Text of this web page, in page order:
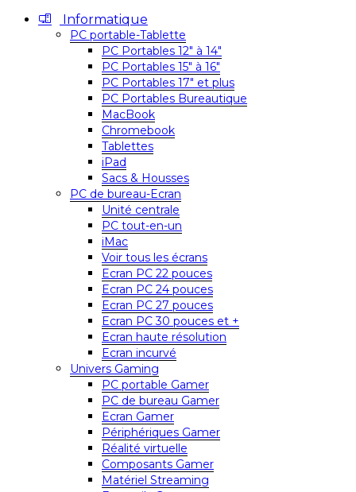
Informatique
PC portable-Tablette
PC Portables 12″ à 14″
PC Portables 15″ à 16″
PC Portables 17″ et plus
PC Portables Bureautique
MacBook
Chromebook
Tablettes
iPad
Sacs & Housses
PC de bureau-Ecran
Unité centrale
PC tout-en-un
iMac
Voir tous les écrans
Ecran PC 22 pouces
Ecran PC 24 pouces
Ecran PC 27 pouces
Ecran PC 30 pouces et +
Ecran haute résolution
Ecran incurvé
Univers Gaming
PC portable Gamer
PC de bureau Gamer
Ecran Gamer
Périphériques Gamer
Réalité virtuelle
Composants Gamer
Matériel Streaming